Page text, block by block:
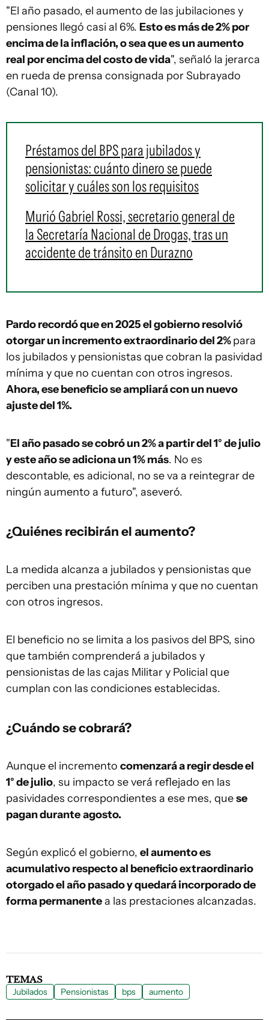
"El año pasado, el aumento de las jubilaciones y
pensiones llegó casi al 6%. Esto es más de 2% por
encima de la inflación, o sea que es un aumento
real por encima del costo de vida", señaló la jerarca
en rueda de prensa consignada por Subrayado
(Canal 10).
Préstamos del BPS para jubilados y
pensionistas: cuánto dinero se puede
solicitar y cuáles son los requisitos
Murió Gabriel Rossi, secretario general de
la Secretaría Nacional de Drogas, tras un
accidente de tránsito en Durazno
Pardo recordó que en 2025 el gobierno resolvió
otorgar un incremento extraordinario del 2%para
los jubilados y pensionistas que cobran la pasividad
mínima y que no cuentan con otros ingresos.
Ahora, ese beneficio se ampliará con un nuevo
ajuste del 1%.
"El año pasado se cobró un 2% a partir del 1° de julio
y este año se adiciona un 1% más. No es
descontable, es adicional, no se va a reintegrar de
ningún aumento a futuro", aseveró.
¿Quiénes recibirán el aumento?
La medida alcanza a jubilados y pensionistas que
perciben una prestación mínima y que no cuentan
con otros ingresos.
El beneficio no se limita a los pasivos del BPS, sino
que también comprenderá a jubilados y
pensionistas de las cajas Militar y Policial que
cumplan con las condiciones establecidas.
¿Cuándo se cobrará?
Aunque el incremento comenzará a regir desde el
1° de julio, su impacto se verá reflejado en las
pasividades correspondientes a ese mes, quese
pagan duranteagosto.
Según explicó el gobierno, el aumento es
acumulativo respecto al beneficio extraordinario
otorgado el año pasado y quedará incorporado de
forma permanentea las prestaciones alcanzadas.
TEMAS
Jubilados Pensionistas bps aumento